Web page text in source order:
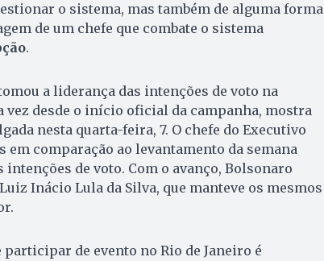
o sistema, mas também de alguma forma
de um chefe que combate o sistema
.
a liderança das intenções de voto na
vez desde o início oficial da campanha, mostra
nesta quarta-feira, 7. O chefe do Executivo
comparação ao levantamento da semana
intenções de voto. Com o avanço, Bolsonaro
Inácio Lula da Silva, que manteve os mesmos
de evento no Rio de Janeiro é